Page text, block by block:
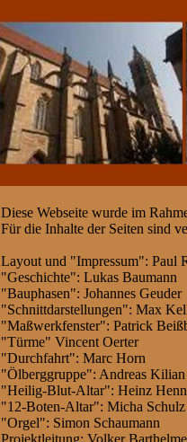
Diese Webseite wurde im
Für die Inhalte der Seiten sind
Layout und "Impressum": Paul
"Geschichte": Lukas Baumann
"Bauphasen": Johannes Geuder
"Schnittdarstellungen": Max
"Maßwerkfenster": Patrick
"Türme" Vincent Oerter
"Durchfahrt": Marc Horn
"Ölberggruppe": Andreas Kilian
"Heilig-Blut-Altar": Heinz
"12-Boten-Altar": Micha Schulz
"Orgel": Simon Schaumann
Projektleitung: Volker